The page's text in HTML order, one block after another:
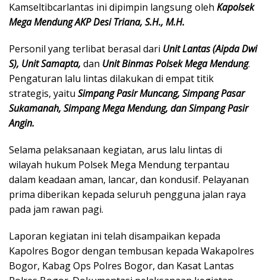
Kamseltibcarlantas ini dipimpin langsung oleh Kapolsek
Mega Mendung AKP Desi Triana, S.H., M.H.
Personil yang terlibat berasal dari Unit Lantas (Aipda Dwi
S), Unit Samapta, dan Unit Binmas Polsek Mega Mendung.
Pengaturan lalu lintas dilakukan di empat titik
strategis, yaitu Simpang Pasir Muncang, Simpang Pasar
Sukamanah, Simpang Mega Mendung, dan Simpang Pasir
Angin.
Selama pelaksanaan kegiatan, arus lalu lintas di
wilayah hukum Polsek Mega Mendung terpantau
dalam keadaan aman, lancar, dan kondusif. Pelayanan
prima diberikan kepada seluruh pengguna jalan raya
pada jam rawan pagi.
Laporan kegiatan ini telah disampaikan kepada
Kapolres Bogor dengan tembusan kepada Wakapolres
Bogor, Kabag Ops Polres Bogor, dan Kasat Lantas